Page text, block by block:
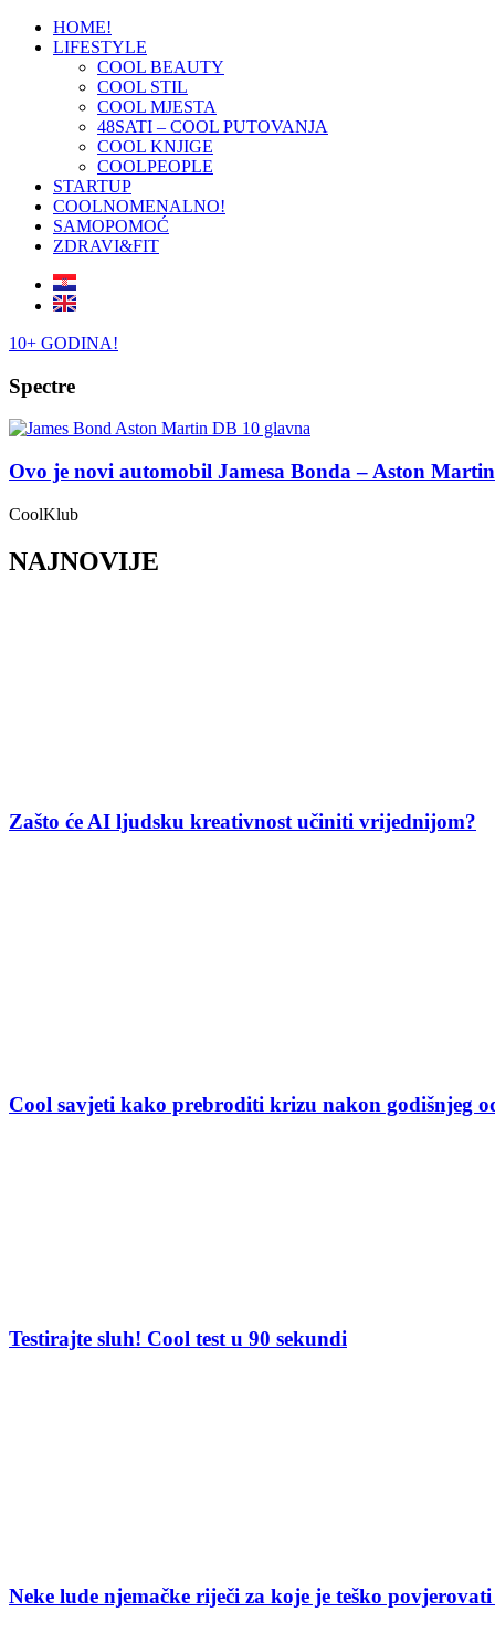
HOME!
LIFESTYLE
COOL BEAUTY
COOL STIL
COOL MJESTA
48SATI – COOL PUTOVANJA
COOL KNJIGE
COOLPEOPLE
STARTUP
COOLNOMENALNO!
SAMOPOMOĆ
ZDRAVI&FIT
10+ GODINA!
Spectre
Ovo je novi automobil Jamesa Bonda – Aston
CoolKlub
NAJNOVIJE
Zašto će AI ljudsku kreativnost učiniti vrijednijom?
Cool savjeti kako prebroditi krizu nakon godišnjeg
Testirajte sluh! Cool test u 90 sekundi
Neke lude njemačke riječi za koje je teško